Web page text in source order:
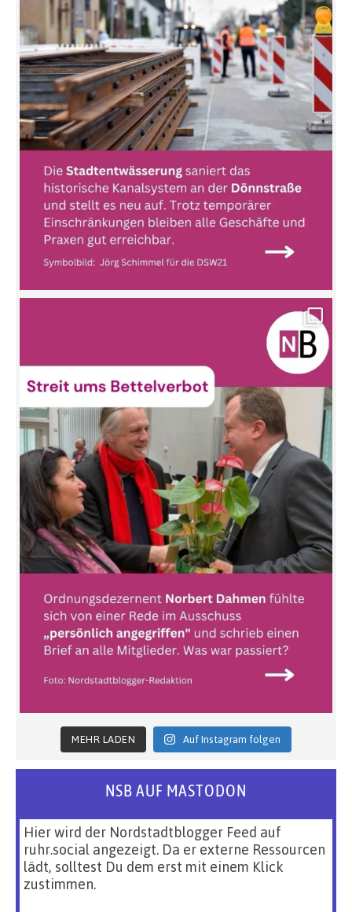
MEHR LADEN Auf Instagram folgen
NSB AUF MASTODON
Hier wird der Nordstadtblogger Feed auf
ruhr.social angezeigt. Da er externe Ressourcen
lädt, solltest Du dem erst mit einem Klick
zustimmen.